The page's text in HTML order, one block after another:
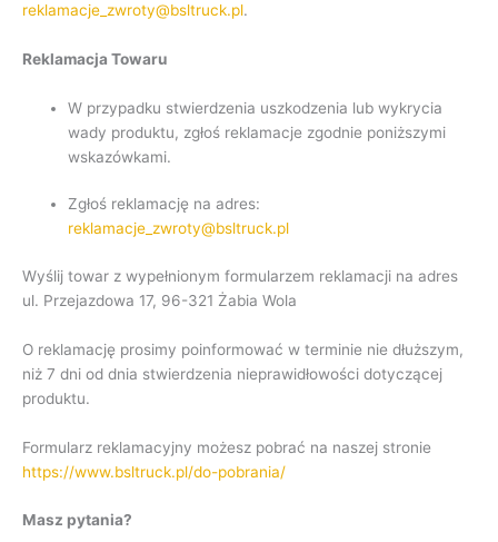
reklamacje_zwroty@bsltruck.pl.
Reklamacja Towaru
W przypadku stwierdzenia uszkodzenia lub wykrycia
wady produktu, zgłoś reklamacje zgodnie poniższymi
wskazówkami.
Zgłoś reklamację na adres:
reklamacje_zwroty@bsltruck.pl
Wyślij towar z wypełnionym formularzem reklamacji na adres
ul. Przejazdowa 17, 96-321 Żabia Wola
O reklamację prosimy poinformować w terminie nie dłuższym,
niż 7 dni od dnia stwierdzenia nieprawidłowości dotyczącej
produktu.
Formularz reklamacyjny możesz pobrać na naszej stronie
https://www.bsltruck.pl/do-pobrania/
Masz pytania?